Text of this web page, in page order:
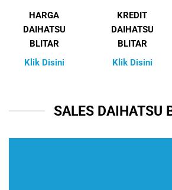
HARGA
DAIHATSU
BLITAR
Klik Disini
KREDIT
DAIHATSU
BLITAR
Klik Disini
SALES DAIHATSU